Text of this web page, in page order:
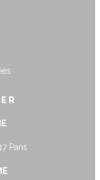
Paris